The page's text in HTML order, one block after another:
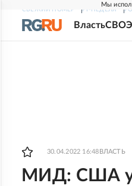
Мы
СВЕЖИЙ НОМЕР РГ-НЕДЕЛЯ
ВластьСВО
30.04.2022 16:48 ВЛАСТЬ
МИД: США